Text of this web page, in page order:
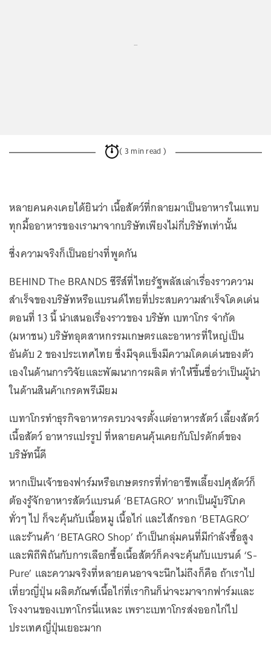
...
( 3 min read )
หลายคนคงเคยได้ยินว่า เนื้อสัตว์ที่กลายมาเป็นอาหารในแทบ
ทุกมื้ออาหารของเรามาจากบริษัทเพียงไม่กี่บริษัทเท่านั้น
ซึ่งความจริงก็เป็นอย่างที่พูดกัน
BEHIND The BRANDS ซีรีส์ที่ไทยรัฐพลัสเล่าเรื่องราวความ
สำเร็จของบริษัทหรือแบรนด์ไทยที่ประสบความสำเร็จโดดเด่น
ตอนที่ 13 นี้ นำเสนอเรื่องราวของ บริษัท เบทาโกร จำกัด
(มหาชน) บริษัทอุตสาหกรรมเกษตรและอาหารที่ใหญ่เป็น
อันดับ 2 ของประเทศไทย ซึ่งมีจุดแข็งมีความโดดเด่นของตัว
เองในด้านการวิจัยและพัฒนาการผลิต ทำให้ขึ้นชื่อว่าเป็นผู้นำ
ในด้านสินค้าเกรดพรีเมียม
เบทาโกรทำธุรกิจอาหารครบวงจรตั้งแต่อาหารสัตว์ เลี้ยงสัตว์
เนื้อสัตว์ อาหารแปรรูป ที่หลายคนคุ้นเคยกับโปรดักต์ของ
บริษัทนี้ดี
หากเป็นเจ้าของฟาร์มหรือเกษตรกรที่ทำอาชีพเลี้ยงปศุสัตว์ก็
ต้องรู้จักอาหารสัตว์แบรนด์ ‘BETAGRO’ หากเป็นผู้บริโภค
ทั่วๆ ไป ก็จะคุ้นกับเนื้อหมู เนื้อไก่ และไส้กรอก ‘BETAGRO’
และร้านค้า ‘BETAGRO Shop’ ถ้าเป็นกลุ่มคนที่มีกำลังซื้อสูง
และพิถีพิถันกับการเลือกซื้อเนื้อสัตว์ก็คงจะคุ้นกับแบรนด์ ‘S-
Pure’ และความจริงที่หลายคนอาจจะนึกไม่ถึงก็คือ ถ้าเราไป
เที่ยวญี่ปุ่น ผลิตภัณฑ์เนื้อไก่ที่เรากินก็น่าจะมาจากฟาร์มและ
โรงงานของเบทาโกรนี่แหละ เพราะเบทาโกรส่งออกไก่ไป
ประเทศญี่ปุ่นเยอะมาก